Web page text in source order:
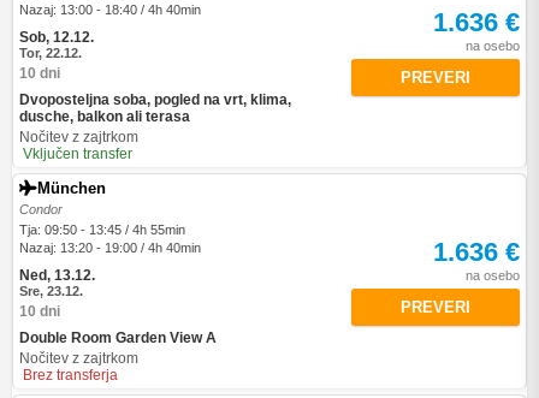
Nazaj: 13:00 - 18:40 / 4h 40min
Sob, 12.12.
Tor, 22.12.
10 dni
Dvoposteljna soba, pogled na vrt, klima,
dusche, balkon ali terasa
Nočitev z zajtrkom
Vključen transfer
1.636 €
na osebo
PREVERI
München
Condor
Tja: 09:50 - 13:45 / 4h 55min
Nazaj: 13:20 - 19:00 / 4h 40min
Ned, 13.12.
Sre, 23.12.
10 dni
Double Room Garden View A
Nočitev z zajtrkom
Brez transferja
1.636 €
na osebo
PREVERI